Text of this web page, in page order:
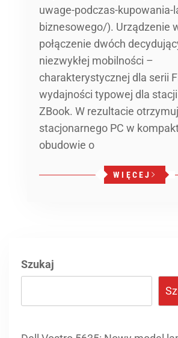
uwage-podczas-kupowania-
biznesowego/). Urządzenie
połączenie dwóch
niezwykłej mobilności –
charakterystycznej dla serii
wydajności typowej dla
ZBook. W rezultacie
stacjonarnego PC w
obudowie o
WIĘCEJ
Szukaj